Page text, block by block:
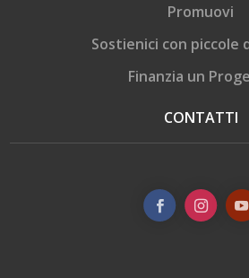
Promuovi
Sostienici con piccole
Finanzia un
CONTATTI